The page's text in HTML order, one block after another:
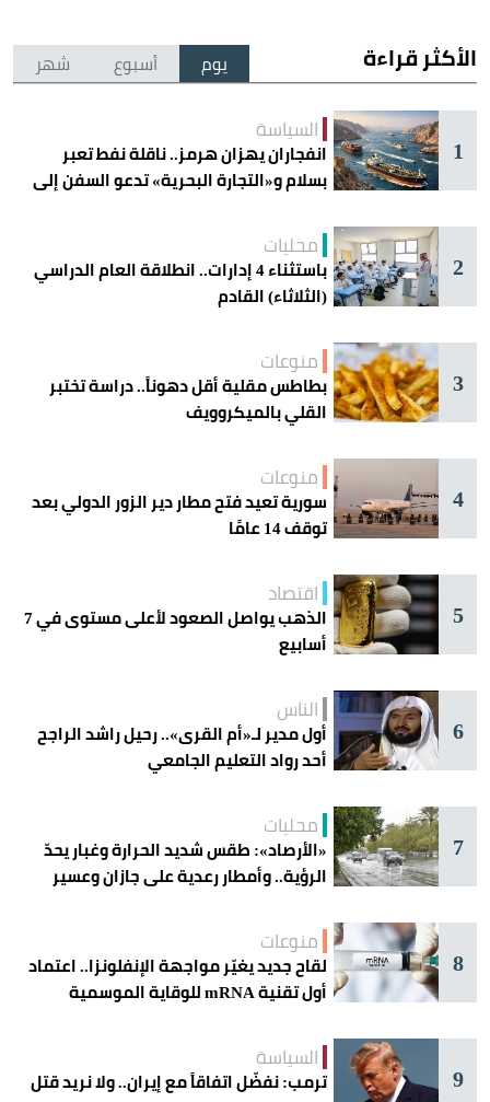
الأكثر قراءة يوم أسبوع شهر
1
السياسة
انفجاران يهزان هرمز.. ناقلة نفط تعبر
بسلام و«التجارة البحرية» تدعو السفن إلى
2
محليات
باستثناء 4 إدارات.. انطلاقة العام الدراسي
(الثلاثاء) القادم
3
منوعات
بطاطس مقلية أقل دهوناً.. دراسة تختبر
القلي بالميكروويف
4
منوعات
سورية تعيد فتح مطار دير الزور الدولي بعد
توقف 14 عامًا
5
اقتصاد
الذهب يواصل الصعود لأعلى مستوى في 7
أسابيع
6
الناس
أول مدير لـ«أم القرى».. رحيل راشد الراجح
أحد رواد التعليم الجامعي
7
محليات
«الأرصاد»: طقس شديد الحرارة وغبار يحدّ
الرؤية.. وأمطار رعدية على جازان وعسير
8
منوعات
لقاح جديد يغيّر مواجهة الإنفلونزا.. اعتماد
أول تقنية mRNA للوقاية الموسمية
9
السياسة
ترمب: نفضّل اتفاقاً مع إيران.. ولا نريد قتل